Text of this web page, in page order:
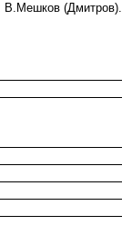
В.Мешков (Дмитров).